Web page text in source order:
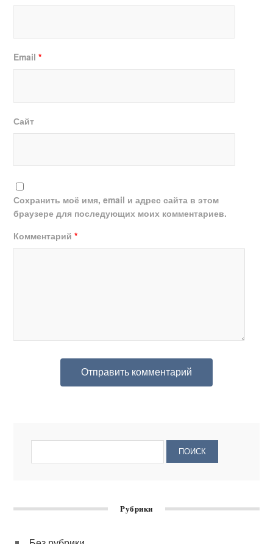
Email*
Сайт
Сохранить моё имя, email и адрес сайта в этом
браузере для последующих моих комментариев.
Комментарий*
Рубрики